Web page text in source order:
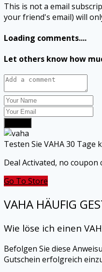
This is not a email
your friend's email) will
Loading comments....
Let others know how
Testen Sie VAHA 30 Tage
Deal Activated, no coupon
Go To Store
VAHA HÄUFIG
Wie löse ich einen
Befolgen Sie diese
Gutschein erfolgreich